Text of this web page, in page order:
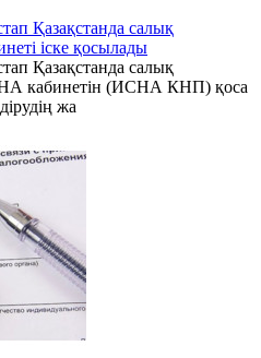
Қазақстанда салық
іске қосылады
Қазақстанда салық
кабинетін (ИСНА КНП) қоса
жа